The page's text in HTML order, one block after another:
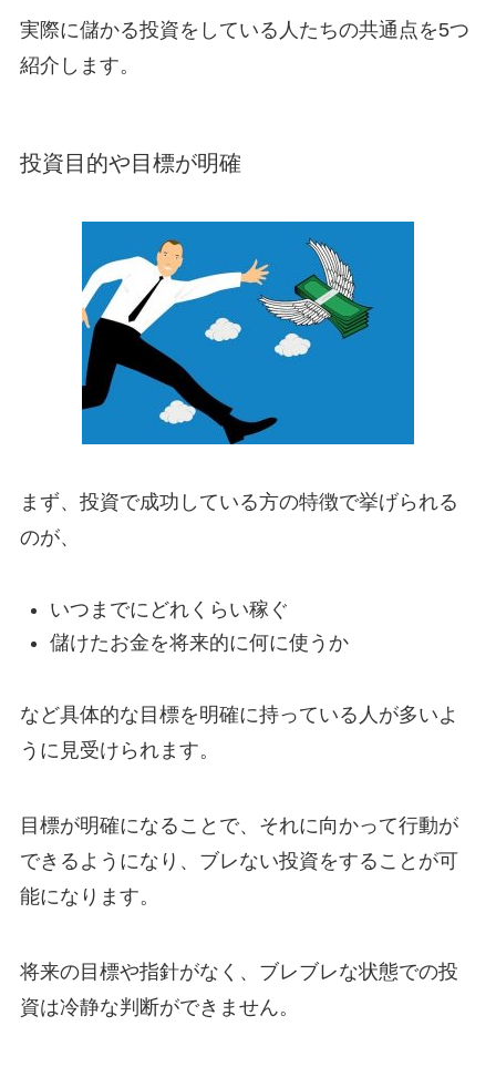
実際に儲かる投資をしている人たちの共通点を5つ
紹介します。
投資目的や目標が明確
まず、投資で成功している方の特徴で挙げられる
のが、
いつまでにどれくらい稼ぐ
儲けたお金を将来的に何に使うか
など具体的な目標を明確に持っている人が多いよ
うに見受けられます。
目標が明確になることで、それに向かって行動が
できるようになり、ブレない投資をすることが可
能になります。
将来の目標や指針がなく、ブレブレな状態での投
資は冷静な判断ができません。